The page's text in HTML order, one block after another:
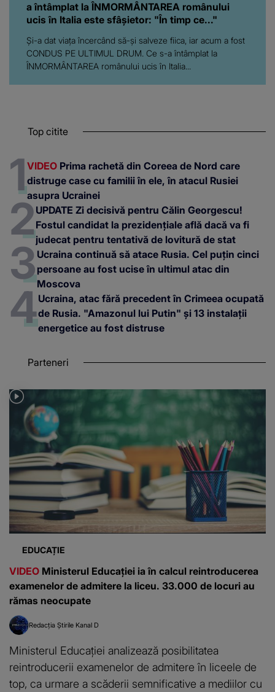
a întâmplat la ÎNMORMÂNTAREA românului
ucis în Italia este sfâșietor: "În timp ce..."
Și-a dat viața încercând să-și salveze fiica, iar acum a fost
CONDUS PE ULTIMUL DRUM. Ce s-a întâmplat la
ÎNMORMÂNTAREA românului ucis în Italia...
Top citite
VIDEO Prima rachetă din Coreea de Nord care
distruge case cu familii în ele, în atacul Rusiei
asupra Ucrainei
UPDATE Zi decisivă pentru Călin Georgescu!
Fostul candidat la prezidențiale află dacă va fi
judecat pentru tentativă de lovitură de stat
Ucraina continuă să atace Rusia. Cel puțin cinci
persoane au fost ucise în ultimul atac din
Moscova
Ucraina, atac fără precedent în Crimeea ocupată
de Rusia. "Amazonul lui Putin" și 13 instalații
energetice au fost distruse
Parteneri
EDUCAȚIE
VIDEO Ministerul Educației ia în calcul reintroducerea
examenelor de admitere la liceu. 33.000 de locuri au
rămas neocupate
Redacția Știrile Kanal D
Ministerul Educației analizează posibilitatea
reintroducerii examenelor de admitere în liceele de
top, ca urmare a scăderii semnificative a mediilor cu